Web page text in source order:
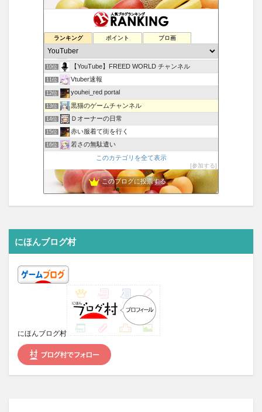
ランキング ポイント ブロ画
Youtuber好きのんびりブログ
タロットな毎日
オリオンのブログ
9位 Vtuber NEWS
10位 【YouTube】FREED WORLD チャンネル
11位 Vtuber速報
12位 youhei_red portal
13位 黒猫のゲームチャンネル
14位 Ｄオーナーの日常
15位 赤い服着て街を行く
16位 若さの無駄遣い
はいいろ速報@youtubeまとめ
18位 ぽえぽえ
SakuTomoCh-BLOG
KATOYAN局長ブログ - FMルピナス86.0MHz
このカテゴリを全て表示
参加する
このブログに投票する
にほんブログ村
にほんブログ村